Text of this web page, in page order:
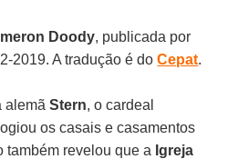
Doody, publicada por
2019. A tradução é doCepat.
alemãStern, o cardeal
os casais e casamentos
também revelou que a Igreja